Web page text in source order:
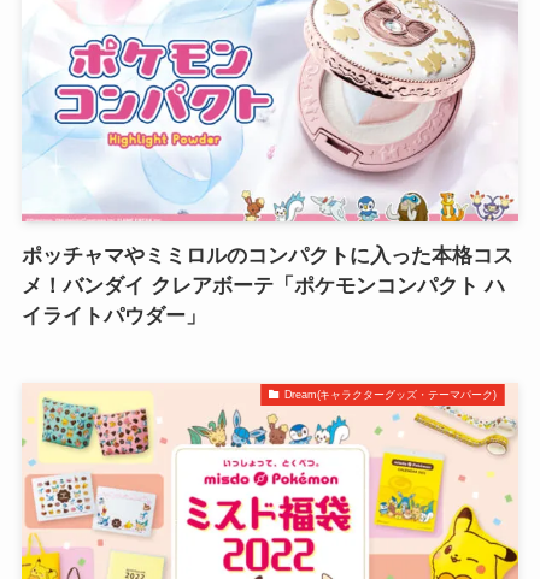
ポッチャマやミミロルのコンパクトに入った本格コス
メ！バンダイ クレアボーテ「ポケモンコンパクト ハ
イライトパウダー」
Dream(キャラクターグッズ・テーマパーク)